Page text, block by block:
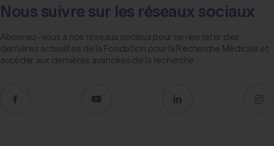
Nous suivre sur les réseaux sociaux
Abonnez-vous à nos réseaux sociaux pour ne rien rater des
dernières actualités de la Fondation pour la Recherche Médicale et
accéder aux dernières avancées de la recherche